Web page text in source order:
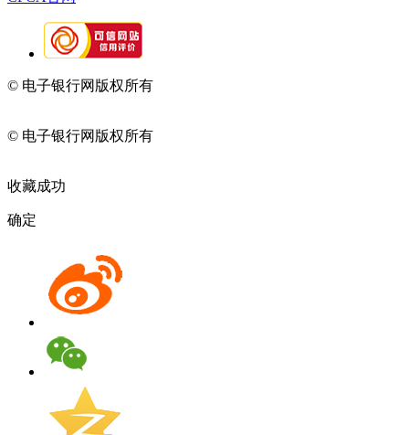
© 电子银行网版权所有
© 电子银行网版权所有
收藏成功
确定